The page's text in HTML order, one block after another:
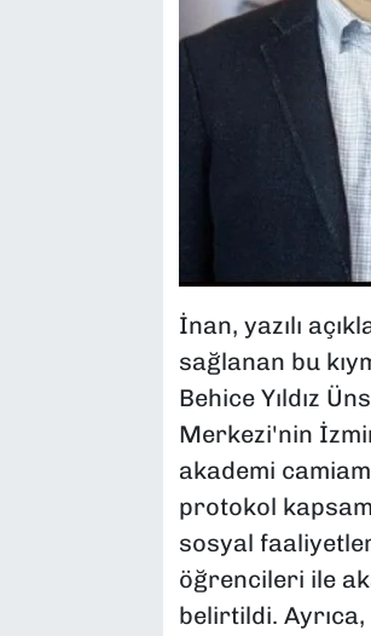
İnan, yazılı
sağlanan bu
Behice Yıldız
Merkezi'nin
akademi
protokol
sosyal
öğrencileri ile
belirtildi.